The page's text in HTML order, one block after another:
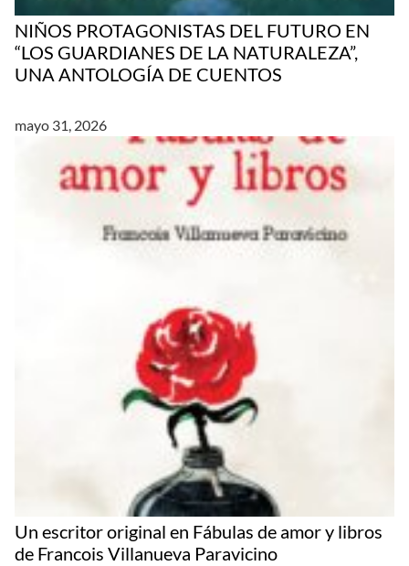
NIÑOS PROTAGONISTAS DEL FUTURO EN
“LOS GUARDIANES DE LA NATURALEZA”,
UNA ANTOLOGÍA DE CUENTOS
mayo 31, 2026
Un escritor original en Fábulas de amor y libros
de Francois Villanueva Paravicino